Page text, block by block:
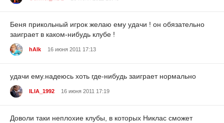
Беня прикольный игрок желаю ему удачи ! он обязательно
заиграет в каком-нибудь клубе !
hAlk 16 июня 2011 17:13
удачи ему.надеюсь хоть где-нибудь заиграет нормально
ILIA_1992 16 июня 2011 17:19
Доволи таки неплохие клубы, в которых Никлас сможет